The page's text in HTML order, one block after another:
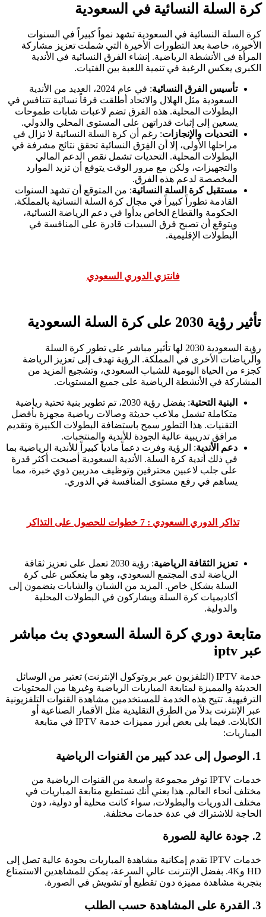
كرة السلة النسائية في السعودية
كرة السلة النسائية في السعودية تشهد نمواً كبيراً في السنوات
الأخيرة، خاصة بعد التطورات الأخيرة التي شملت تعزيز مشاركة
المرأة في الأنشطة الرياضية. إنشاء الفرق النسائية في الأندية
الكبرى يعكس الرغبة في تنمية اللعبة بين الفتيات.
تأسيس الفرق النسائية
: في عام 2024، العديد من الأندية
السعودية مثل الهلال والاتحاد أطلقت فرقاً نسائية تتنافس في
البطولات المحلية. هذه الفرق تضم لاعبات شابات طموحات
يسعين إلى إثبات قدراتهن على المستوى المحلي والدولي.
التحديات والإنجازات: رغم أن كرة السلة النسائية لا تزال في
مراحلها الأولى، إلا أن الفِرَق النسائية تحقق نتائج مشرفة في
البطولات المحلية. التحديات تشمل نقص الدعم المالي
والتجهيزات، ولكن مع مرور الوقت يتوقع أن تزيد الموارد
المخصصة لدعم هذه الفرق.
مستقبل كرة السلة النسائية: من المتوقع أن تشهد السنوات
القادمة تطوراً كبيراً في مجال كرة السلة النسائية بالمملكة.
الحكومة والقطاع الخاص بدأوا في دعم الرياضة النسائية،
ويتوقع أن تصبح فرق السيدات قادرة على المنافسة في
البطولات الإقليمية.
فانتزي الدوري السعودي
تأثير رؤية 2030 على كرة السلة السعودية
رؤية السعودية 2030 لها تأثير مباشر على تطور كرة السلة
والرياضات الأخرى في المملكة. الرؤية تهدف إلى تعزيز الرياضة
كجزء من الحياة اليومية للشباب السعودي، وتشجيع المزيد من
المشاركة في الأنشطة الرياضية على جميع المستويات.
البنية التحتية
: بفضل رؤية 2030، تم تطوير بنية تحتية رياضية
متكاملة تشمل ملاعب حديثة وصالات رياضية مجهزة بأفضل
التقنيات. هذا التطور سمح باستضافة البطولات الكبيرة وتقديم
مرافق تدريبية عالية الجودة للأندية والمنتخبات.
دعم الأندية: الرؤية وفرت دعماً مادياً كبيراً للأندية الرياضية بما
في ذلك أندية كرة السلة. الأندية السعودية أصبحت أكثر قدرة
على جلب لاعبين محترفين وتوظيف مدربين ذوي خبرة، مما
يساهم في رفع مستوى المنافسة في الدوري.
تذاكر الدوري السعودي : 7 خطوات للحصول على التذاكر
تعزيز الثقافة الرياضية
: رؤية 2030 تعمل على تعزيز ثقافة
الرياضة لدى المجتمع السعودي، وهو ما ينعكس على كرة
السلة بشكل خاص. المزيد من الشبان والشابات ينضمون إلى
أكاديميات كرة السلة ويشاركون في البطولات المحلية
والدولية.
متابعة دوري كرة السلة السعودي بث مباشر
عبر iptv
خدمة IPTV (التلفزيون عبر بروتوكول الإنترنت) تعتبر من الوسائل
الحديثة والمميزة لمتابعة المباريات الرياضية وغيرها من المحتويات
الترفيهية. تتيح هذه الخدمة للمستخدمين مشاهدة القنوات التلفزيونية
عبر الإنترنت بدلاً من الطرق التقليدية مثل الأقمار الصناعية أو
الكابلات. فيما يلي بعض أبرز مميزات خدمة IPTV في متابعة
المباريات:
1. الوصول إلى عدد كبير من القنوات الرياضية
خدمات IPTV توفر مجموعة واسعة من القنوات الرياضية من
مختلف أنحاء العالم. هذا يعني أنك تستطيع متابعة المباريات في
مختلف الدوريات والبطولات، سواء كانت محلية أو دولية، دون
الحاجة للاشتراك في عدة خدمات مختلفة.
2. جودة عالية للصورة
خدمات IPTV تقدم إمكانية مشاهدة المباريات بجودة عالية تصل إلى
HD و4K. بفضل الإنترنت عالي السرعة، يمكن للمشاهدين الاستمتاع
بتجربة مشاهدة مميزة دون تقطيع أو تشويش في الصورة.
3. القدرة على المشاهدة حسب الطلب